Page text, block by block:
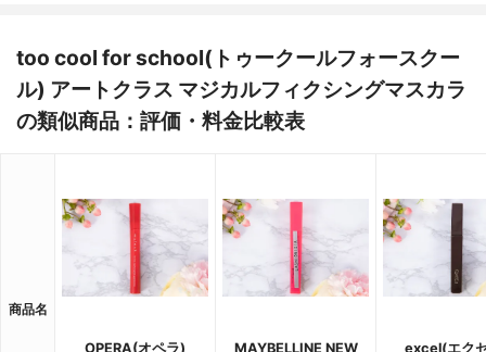
too cool for school(トゥークールフォースクー
ル) アートクラス マジカルフィクシングマスカラ
の類似商品：評価・料金比較表
商品名
OPERA(オペラ)
MAYBELLINE NEW
excel(エク